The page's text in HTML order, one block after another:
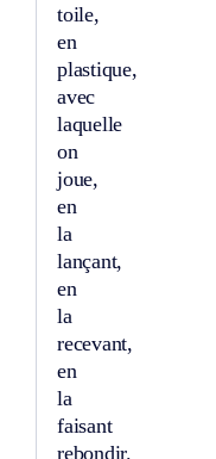
toile,
en
plastique,
avec
laquelle
on
joue,
en
la
lançant,
en
la
recevant,
en
la
faisant
rebondir.